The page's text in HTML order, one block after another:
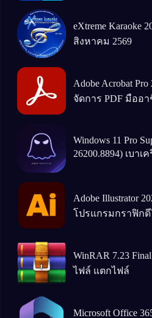
eXtreme Karaoke
สิงหาคม 2569
Adobe Acrobat
จัดการ PDF มืออ
Windows 11 Pro
26200.8894) เบาเ
Adobe Illustrator
โปรแกรมกราฟิก
WinRAR 7.23
ไฟล์ แตกไฟล์
Microsoft Office